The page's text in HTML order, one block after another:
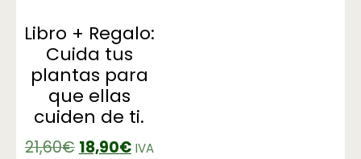
Libro + Regalo:
Cuida tus
plantas para
que ellas
cuiden de ti.
21,60€ 18,90€ IVA